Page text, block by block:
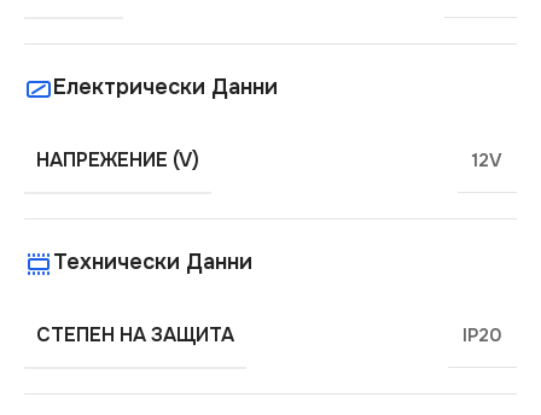
Електрически Данни
НАПРЕЖЕНИЕ (V) 12V
Технически Данни
СТЕПЕН НА ЗАЩИТА IP20